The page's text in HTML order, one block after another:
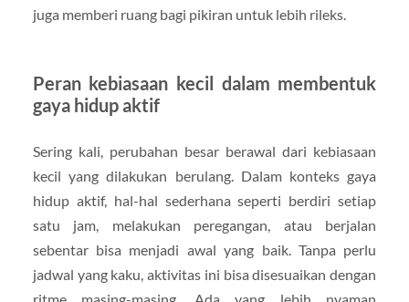
juga memberi ruang bagi pikiran untuk lebih rileks.
Peran kebiasaan kecil dalam membentuk
gaya hidup aktif
Sering kali, perubahan besar berawal dari kebiasaan
kecil yang dilakukan berulang. Dalam konteks gaya
hidup aktif, hal-hal sederhana seperti berdiri setiap
satu jam, melakukan peregangan, atau berjalan
sebentar bisa menjadi awal yang baik. Tanpa perlu
jadwal yang kaku, aktivitas ini bisa disesuaikan dengan